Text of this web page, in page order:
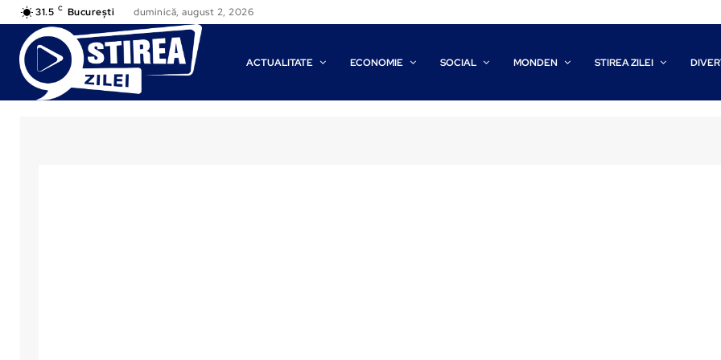
31.5 C București duminică, august 2, 2026
ACTUALITATE ECONOMIE SOCIAL MONDEN STIREA ZILEI